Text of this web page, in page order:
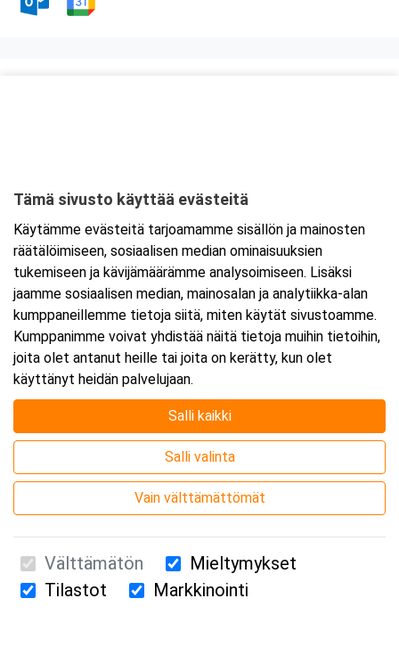
Tarkempi kartta ja ajo-ohjeet
Suomen Ensiapukoulutus Oy / Valimotie 21 / 00380 Helsinki
Tämä sivusto käyttää evästeitä
Käytämme evästeitä tarjoamamme sisällön ja mainosten
räätälöimiseen, sosiaalisen median ominaisuuksien
tukemiseen ja kävijämäärämme analysoimiseen. Lisäksi
jaamme sosiaalisen median, mainosalan ja analytiikka-alan
kumppaneillemme tietoja siitä, miten käytät sivustoamme.
Kumppanimme voivat yhdistää näitä tietoja muihin tietoihin,
joita olet antanut heille tai joita on kerätty, kun olet
käyttänyt heidän palvelujaan.
Salli kaikki
Salli valinta
Vain välttämättömät
Välttämätön
Mieltymykset
Tilastot
Markkinointi